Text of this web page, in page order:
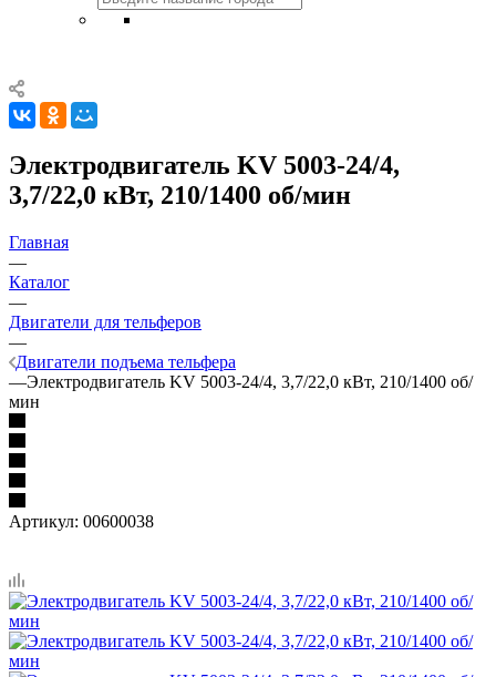
Электродвигатель KV 5003-24/4,
3,7/22,0 кВт, 210/1400 об/мин
Главная
—
Каталог
—
Двигатели для тельферов
—
Двигатели подъема тельфера
—Электродвигатель KV 5003-24/4, 3,7/22,0 кВт, 210/1400 об/
мин
Артикул: 00600038